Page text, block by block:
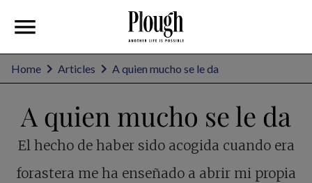
Home Articles A quien mucho se le da
A quien mucho se le da
El hecho de haber sido acogida cuando era
forastera me ha enseñado a abrir mi propia